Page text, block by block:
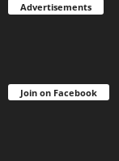
Advertisements
Join on Facebook